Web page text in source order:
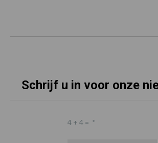
Schrijf u in voor onze
4 + 4 = *